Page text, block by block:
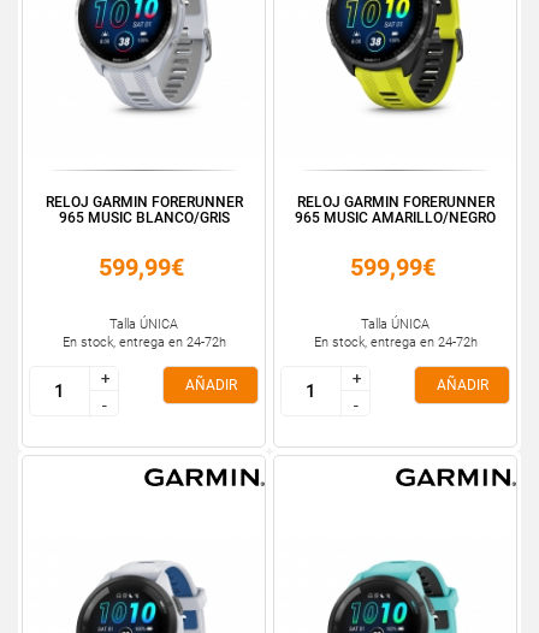
RELOJ GARMIN FORERUNNER
965 MUSIC BLANCO/GRIS
599,99€
Talla ÚNICA
En stock, entrega en 24-72h
+
-
+
-
AÑADIR
RELOJ GARMIN FORERUNNER
965 MUSIC AMARILLO/NEGRO
599,99€
Talla ÚNICA
En stock, entrega en 24-72h
+
-
+
-
AÑADIR